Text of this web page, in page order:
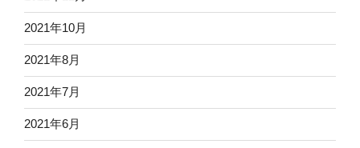
2021年10月
2021年8月
2021年7月
2021年6月